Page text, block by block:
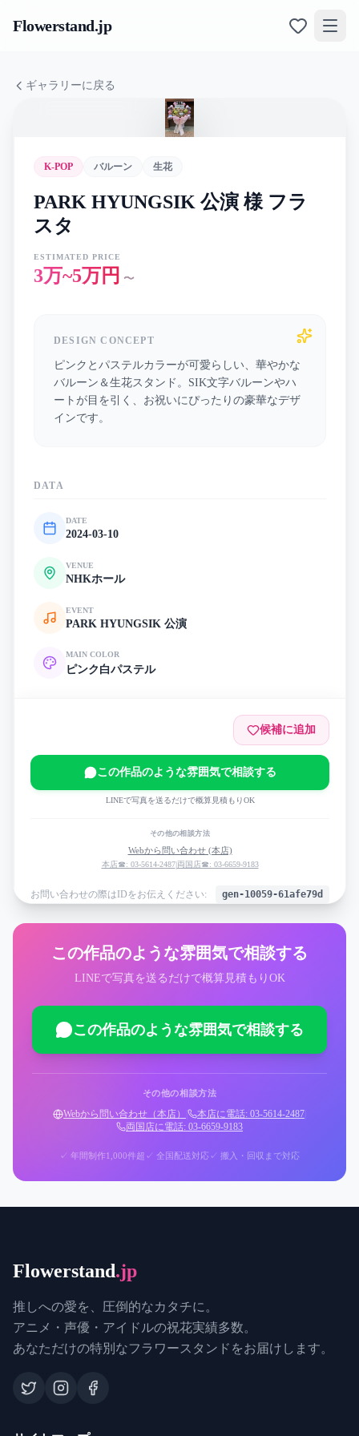
Flowerstand.jp
ギャラリーに戻る
K-POP バルーン 生花
PARK HYUNGSIK 公演 様 フラ
スタ
ESTIMATED PRICE
3万~5万円 〜
DESIGN CONCEPT
ピンクとパステルカラーが可愛らしい、華やかな
バルーン＆生花スタンド。SIK文字バルーンやハ
ートが目を引く、お祝いにぴったりの豪華なデザ
インです。
DATA
DATE
2024-03-10
VENUE
NHKホール
EVENT
PARK HYUNGSIK 公演
MAIN COLOR
ピンク 白パステル
候補に追加
この作品のような雰囲気で相談する
LINEで写真を送るだけで概算見積もりOK
その他の相談方法
Webから問い合わせ (本店)
本店☎: 03-5614-2487|両国店☎: 03-6659-9183
お問い合わせの際はIDをお伝えください: gen-10059-61afe79d
この作品のような雰囲気で相談する
LINEで写真を送るだけで概算見積もりOK
この作品のような雰囲気で相談する
その他の相談方法
Webから問い合わせ（本店） 本店に電話: 03-5614-2487
両国店に電話: 03-6659-9183
✓ 年間制作1,000件超 ✓ 全国配送対応 ✓ 搬入・回収まで対応
Flowerstand.jp
推しへの愛を、圧倒的なカタチに。
アニメ・声優・アイドルの祝花実績多数。
あなただけの特別なフラワースタンドをお届けします。